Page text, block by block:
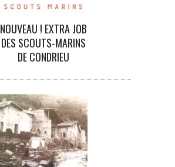
NOUVEAU ! EXTRA JOB
DES SCOUTS-MARINS
DE CONDRIEU